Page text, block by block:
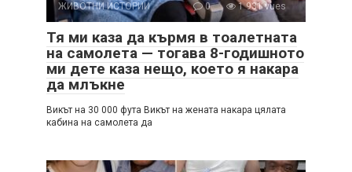
ЖИВОТНИ ИСТОРИИ 0 1 931 vues
Тя ми каза да кърмя в тоалетната
на самолета — тогава 8-годишното
ми дете каза нещо, което я накара
да млъкне
Викът на 30 000 фута Викът на жената накара цялата
кабина на самолета да